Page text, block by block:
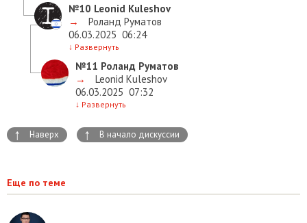
№10 Leonid Kuleshov
→
Роланд Руматов
06.03.2025 06:24
↓ Развернуть
№11 Роланд Руматов
→
Leonid Kuleshov
06.03.2025 07:32
↓ Развернуть
↑ Наверх ↑ В начало дискуссии
Еще по теме